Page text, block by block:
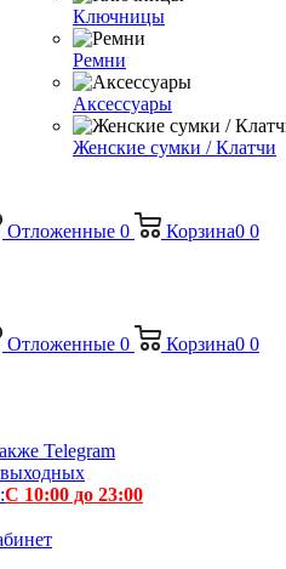
Ключницы
Ремни
Аксессуары
Женские сумки / Клатчи
Отложенные 0 Корзина0 0
Отложенные 0 Корзина0 0
Telegram
выходных
С 10:00 до 23:00